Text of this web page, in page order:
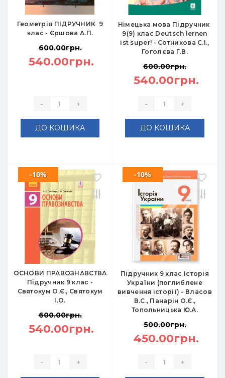
Геометрія ПІДРУЧНИК 9
клас - Єршова А.П.
600.00грн.
540.00грн.
- +
ДО КОШИКА
Німецька мова Підручник
9(9) клас Deutsch lernen
ist super! - Сотникова С.І.,
Гоголєва Г.В.
600.00грн.
540.00грн.
- +
ДО КОШИКА
ОСНОВИ ПРАВОЗНАВСТВА
Підручник 9 клас -
Святокум О.Є., Святокум
І.О.
-10%
600.00грн.
540.00грн.
- +
Підручник 9 клас Історія
України (поглиблене
вивчення історії) - Власов
В.С., Панарін О.Є.,
Топольницька Ю.А.
-10%
500.00грн.
450.00грн.
- +